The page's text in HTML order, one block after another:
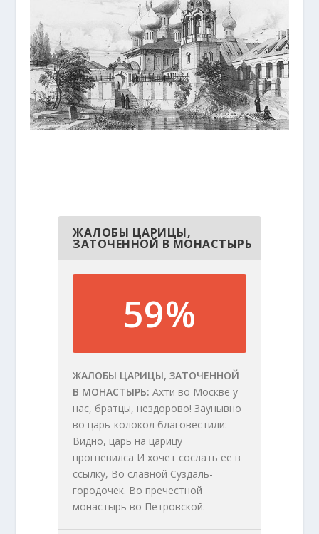
ЖАЛОБЫ ЦАРИЦЫ,
ЗАТОЧЕННОЙ В МОНАСТЫРЬ
59%
ЖАЛОБЫ ЦАРИЦЫ, ЗАТОЧЕННОЙ
В МОНАСТЫРЬ Ахти во Москве у
нас, братцы, нездорово! Заунывно
во царь-колокол благовестили:
Видно, царь на царицу
прогневилса И хочет сослать ее в
ссылку, Во славной Суздаль-
городочек. Во пречестной
монастырь во Петровской.